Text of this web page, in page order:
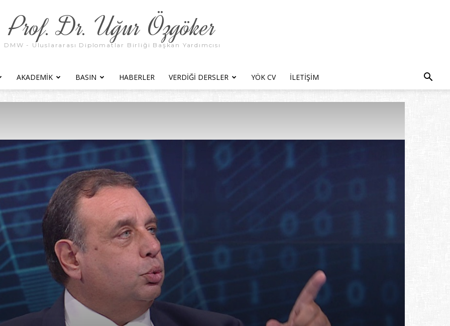
Prof. Dr. Uğur Özgöker
DMW - Uluslararası Diplomatlar Birliği Başkan Yardımcısı
AKADEMIK BASIN HABERLER VERDIĞI DERSLER YÖK CV İLETIŞIM